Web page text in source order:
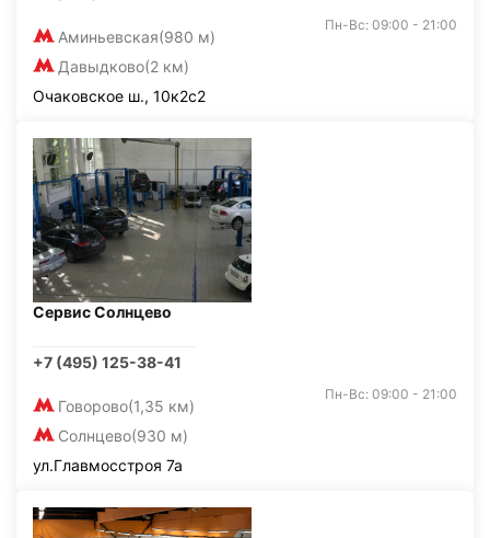
Аминьевская(980 м)
Давыдково(2 км)
Пн-Вс: 09:00 - 21:00
Очаковское ш., 10к2с2
Сервис Солнцево
+7 (495) 125-38-41
Говорово(1,35 км)
Солнцево(930 м)
Пн-Вс: 09:00 - 21:00
ул.Главмосстроя 7а